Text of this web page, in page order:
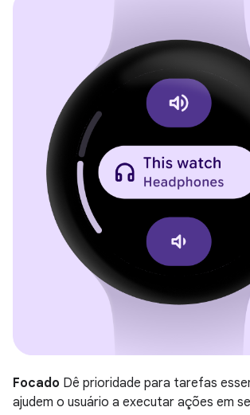
Focado Dê prioridade para tarefas
ajudem o usuário a executar ações em